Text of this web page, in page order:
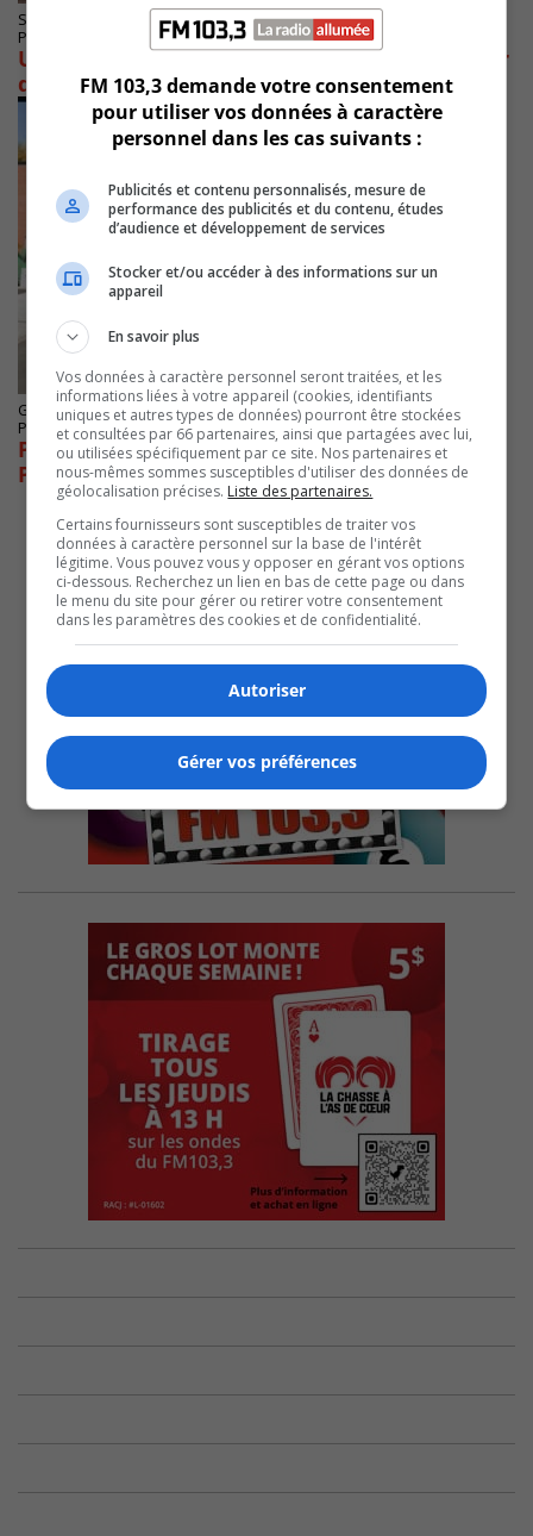
SAINT-HUBERT
Publié le 15 août 2024 à 17h34
Une entreprise de Varennes condamnée pour
déversement en environnement
GREENFIELD PARK
Publié le 19 juin 2024 à 08h20
Préoccupations sur la sécurité à Greenfield
Park
FM 103,3 demande votre consentement
pour utiliser vos données à caractère
personnel dans les cas suivants :
Publicités et contenu personnalisés, mesure de
performance des publicités et du contenu, études
d’audience et développement de services
Stocker et/ou accéder à des informations sur un
appareil
En savoir plus
Vos données à caractère personnel seront traitées, et les
informations liées à votre appareil (cookies, identifiants
uniques et autres types de données) pourront être stockées
et consultées par 66 partenaires, ainsi que partagées avec lui,
ou utilisées spécifiquement par ce site. Nos partenaires et
nous-mêmes sommes susceptibles d'utiliser des données de
géolocalisation précises. Liste des partenaires.
Certains fournisseurs sont susceptibles de traiter vos
données à caractère personnel sur la base de l'intérêt
légitime. Vous pouvez vous y opposer en gérant vos options
ci-dessous. Recherchez un lien en bas de cette page ou dans
le menu du site pour gérer ou retirer votre consentement
dans les paramètres des cookies et de confidentialité.
Autoriser
Gérer vos préférences